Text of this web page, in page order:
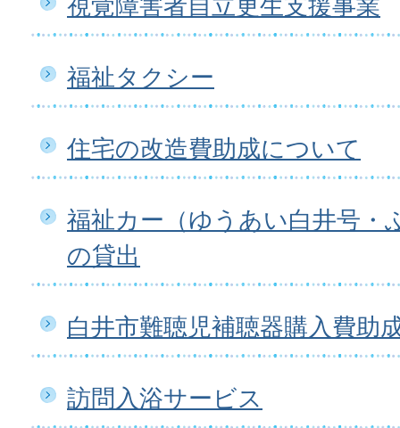
福祉タクシー
住宅の改造費助成について
福祉カー（ゆうあい白井号・
の貸出
白井市難聴児補聴器購入費助
訪問入浴サービス